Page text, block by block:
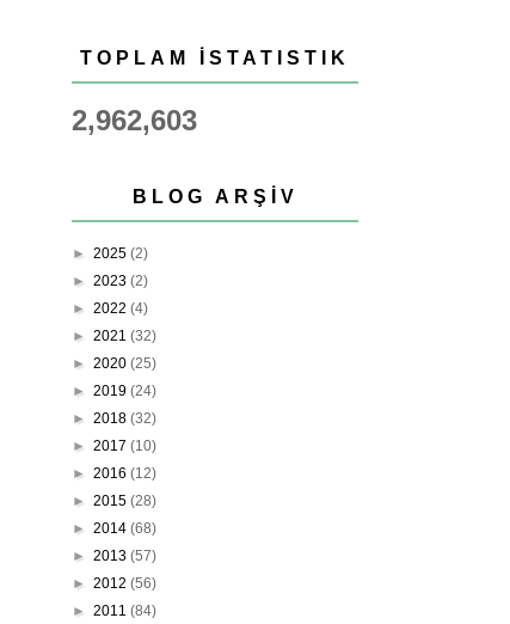
TOPLAM İSTATISTIK
2,962,603
BLOG ARŞIV
► 2025 (2)
► 2023 (2)
► 2022 (4)
► 2021 (32)
► 2020 (25)
► 2019 (24)
► 2018 (32)
► 2017 (10)
► 2016 (12)
► 2015 (28)
► 2014 (68)
► 2013 (57)
► 2012 (56)
► 2011 (84)